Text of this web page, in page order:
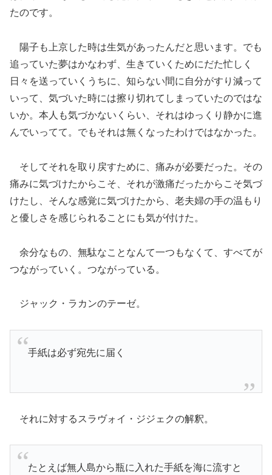
たのです。
陽子も上京した時は生気があったんだと思います。でも
追っていた夢はかなわず、生きていくためにだた忙しく
日々を送っていくうちに、知らない間に自分がすり減って
いって、気づいた時には擦り切れてしまっていたのではな
いか。本人も気づかないくらい、それはゆっくり静かに進
んでいってて。でもそれは無くなったわけではなかった。
そしてそれを取り戻すために、痛みが必要だった。その
痛みに気づけたからこそ、それが激痛だったからこそ気づ
けたし、そんな感覚に気づけたから、老夫婦の手の温もり
と優しさを感じられることにも気が付けた。
余分なもの、無駄なことなんて一つもなくて、すべてが
つながっていく。つながっている。
ジャック・ラカンのテーゼ。
手紙は必ず宛先に届く
それに対するスラヴォイ・ジジェクの解釈。
たとえば無人島から瓶に入れた手紙を海に流すと